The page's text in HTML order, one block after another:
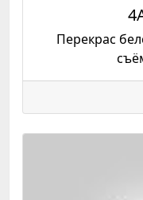
Перекрас